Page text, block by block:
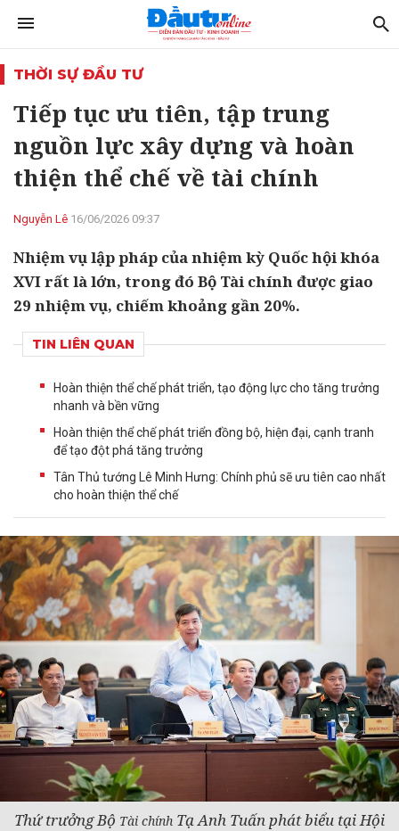
THỜI SỰ ĐẦU TƯ
Tiếp tục ưu tiên, tập trung
nguồn lực xây dựng và hoàn
thiện thể chế về tài chính
Nguyễn Lê 16/06/2026 09:37
Nhiệm vụ lập pháp của nhiệm kỳ Quốc hội khóa
XVI rất là lớn, trong đó Bộ Tài chính được giao
29 nhiệm vụ, chiếm khoảng gần 20%.
TIN LIÊN QUAN
Hoàn thiện thể chế phát triển, tạo động lực cho tăng trưởng
nhanh và bền vững
Hoàn thiện thể chế phát triển đồng bộ, hiện đại, cạnh tranh
để tạo đột phá tăng trưởng
Tân Thủ tướng Lê Minh Hưng: Chính phủ sẽ ưu tiên cao nhất
cho hoàn thiện thể chế
Thứ trưởng Bộ Tài chính Tạ Anh Tuấn phát biểu tại Hội